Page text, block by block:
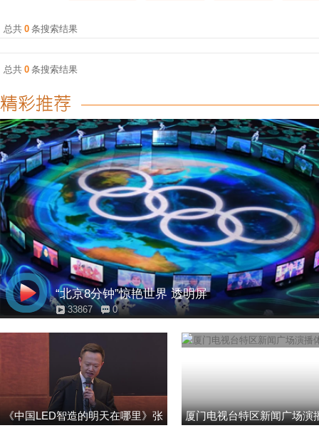
总共 0 条搜索结果
总共 0 条搜索结果
“北京8分钟”惊艳世界 透明屏
33867 0
《中国LED智造的明天在哪里》张
厦门电视台特区新闻广场演